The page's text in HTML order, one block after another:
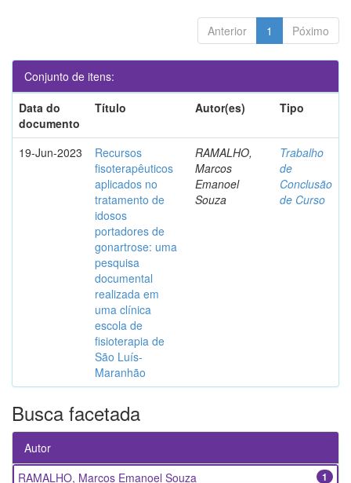
Anterior 1 Póximo
Conjunto de itens:
Data do
documento
Título Autor(es) Tipo
19-Jun-2023
Recursos
fisoterapêuticos
aplicados no
tratamento de
idosos
portadores de
gonartrose: uma
pesquisa
documental
realizada em
uma clínica
escola de
fisioterapia de
São Luís-
Maranhão
RAMALHO,
Marcos
Emanoel
Souza
Trabalho
de
Conclusão
de Curso
Busca facetada
Autor
1
RAMALHO, Marcos Emanoel Souza